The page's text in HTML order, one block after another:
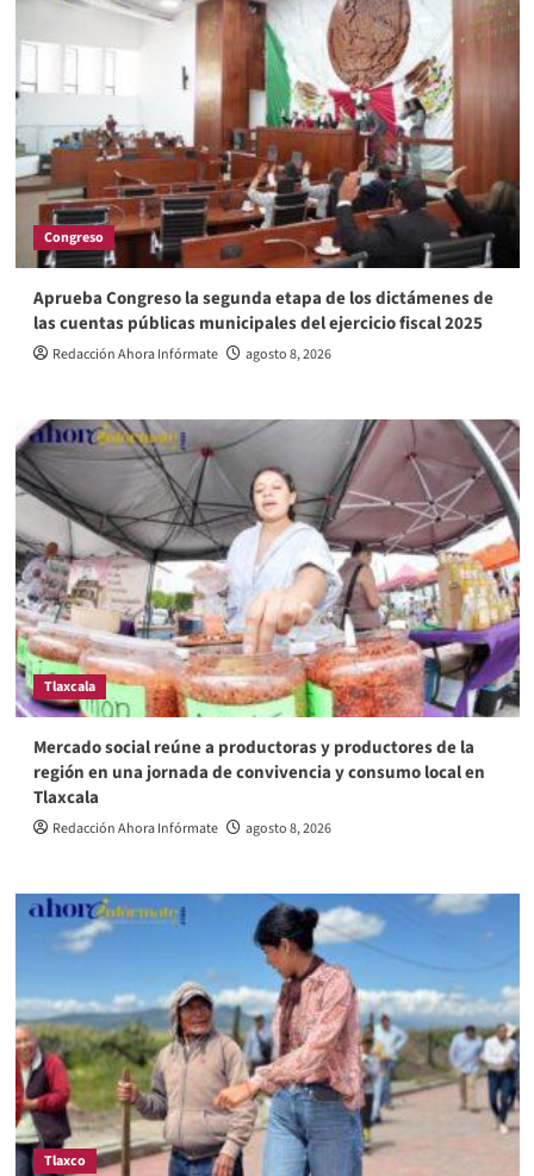
Congreso
Aprueba Congreso la segunda etapa de los dictámenes de
las cuentas públicas municipales del ejercicio fiscal 2025
Redacción Ahora Infórmate agosto 8, 2026
Tlaxcala
Mercado social reúne a productoras y productores de la
región en una jornada de convivencia y consumo local en
Tlaxcala
Redacción Ahora Infórmate agosto 8, 2026
Tlaxco